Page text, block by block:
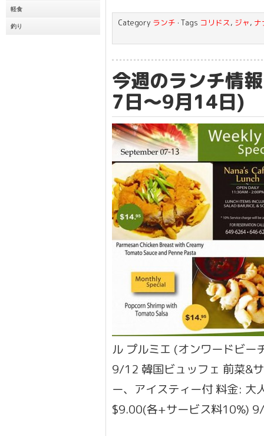
軽食
釣り Category ランチ · Tags コリドス, ジャ, ナ
今週のランチ情
7日〜9月14日)
ル プルミエ (オンワードビ
9/12 韓国ビュッフェ 前菜&
ー、アイスティー付 料金:
$9.00(各+サービス料10%)